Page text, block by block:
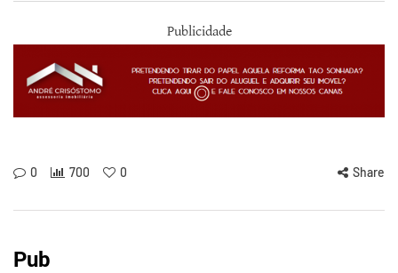
Publicidade
0 700 0 Share
Pub